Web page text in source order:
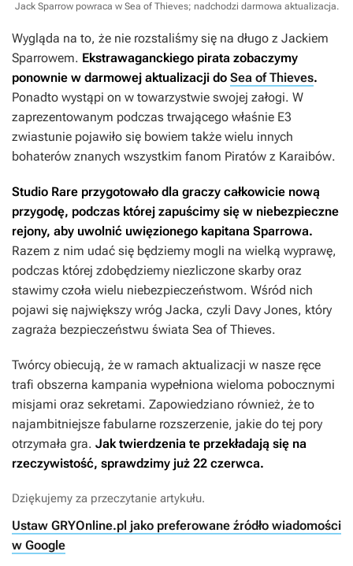
Jack Sparrow powraca w Sea of Thieves; nadchodzi darmowa aktualizacja.
Wygląda na to, że nie rozstaliśmy się na długo z Jackiem
Sparrowem. Ekstrawaganckiego pirata zobaczymy
ponownie w darmowej aktualizacji do Sea of Thieves.
Ponadto wystąpi on w towarzystwie swojej załogi. W
zaprezentowanym podczas trwającego właśnie E3
zwiastunie pojawiło się bowiem także wielu innych
bohaterów znanych wszystkim fanom Piratów z Karaibów.
Studio Rare przygotowało dla graczy całkowicie nową
przygodę, podczas której zapuścimy się w niebezpieczne
rejony, aby uwolnić uwięzionego kapitana Sparrowa.
Razem z nim udać się będziemy mogli na wielką wyprawę,
podczas której zdobędziemy niezliczone skarby oraz
stawimy czoła wielu niebezpieczeństwom. Wśród nich
pojawi się największy wróg Jacka, czyli Davy Jones, który
zagraża bezpieczeństwu świata Sea of Thieves.
Twórcy obiecują, że w ramach aktualizacji w nasze ręce
trafi obszerna kampania wypełniona wieloma pobocznymi
misjami oraz sekretami. Zapowiedziano również, że to
najambitniejsze fabularne rozszerzenie, jakie do tej pory
otrzymała gra. Jak twierdzenia te przekładają się na
rzeczywistość, sprawdzimy już 22 czerwca.
Dziękujemy za przeczytanie artykułu.
Ustaw GRYOnline.pl jako preferowane źródło wiadomości
w Google